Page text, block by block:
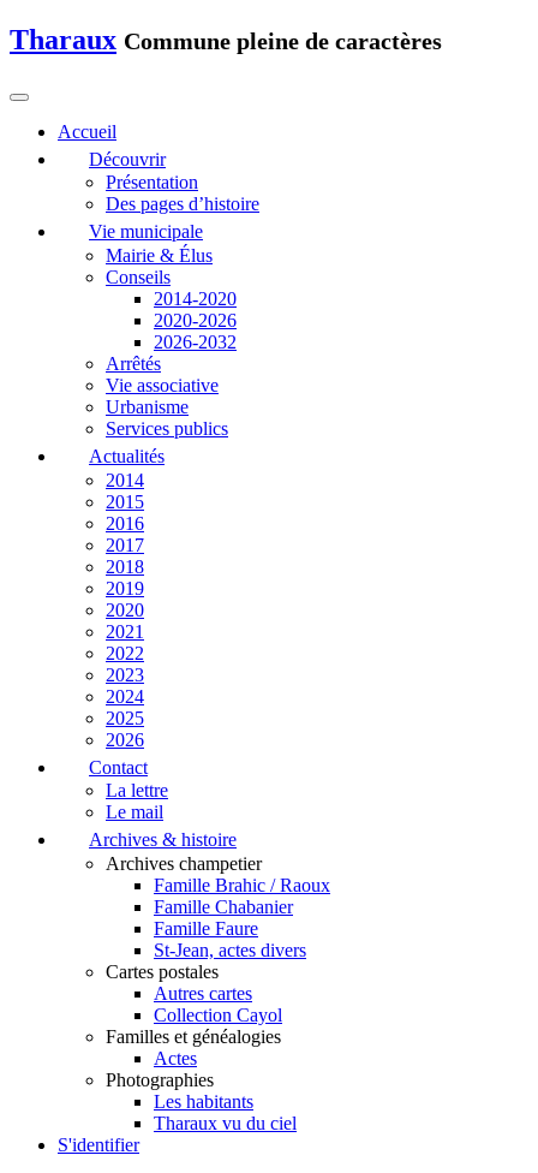
Tharaux Commune pleine de caractères
Accueil
Découvrir
Présentation
Des pages d’histoire
Vie municipale
Mairie & Élus
Conseils
2014-2020
2020-2026
2026-2032
Arrêtés
Vie associative
Urbanisme
Services publics
Actualités
2014
2015
2016
2017
2018
2019
2020
2021
2022
2023
2024
2025
2026
Contact
La lettre
Le mail
Archives & histoire
Archives champetier
Famille Brahic / Raoux
Famille Chabanier
Famille Faure
St-Jean, actes divers
Cartes postales
Autres cartes
Collection Cayol
Familles et généalogies
Actes
Photographies
Les habitants
Tharaux vu du ciel
S'identifier